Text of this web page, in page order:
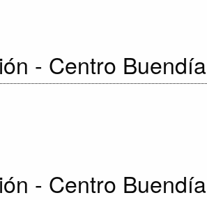
- Centro Buendía
- Centro Buendía